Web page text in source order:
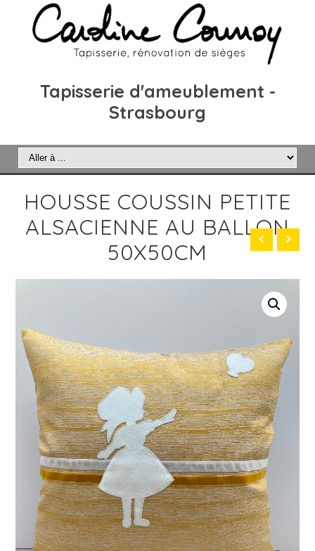
Tapisserie d'ameublement -
Strasbourg
HOUSSE COUSSIN PETITE
ALSACIENNE AU BALLON
50X50CM